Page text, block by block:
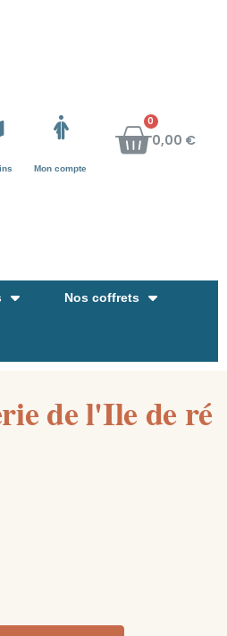
Mon compte
0,00 €
Nos coffrets
de l'Ile de ré